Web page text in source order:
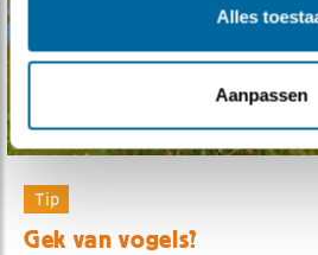
Alles
Aanpassen
Tip
Gek van vogels?